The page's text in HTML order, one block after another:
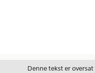
Denne tekst er